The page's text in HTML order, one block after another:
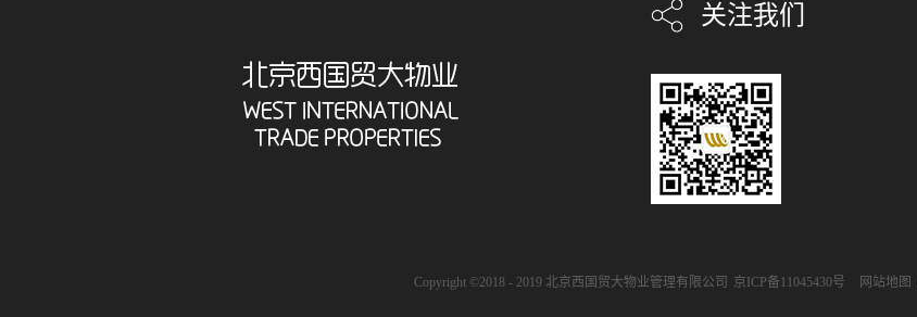
关注我们
Copyright ©2018 - 2019 北京西国贸大物业管理有限公司 京ICP备11045430号 网站地图